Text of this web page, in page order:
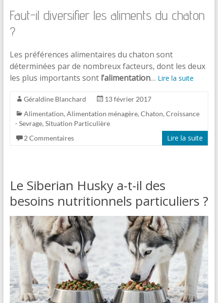
Faut-il diversifier les aliments du chaton
?
Les préférences alimentaires du chaton sont
déterminées par de nombreux facteurs, dont les deux
les plus importants sont l’alimentation… Lire la suite
Géraldine Blanchard
13 février 2017
Alimentation, Alimentation ménagère, Chaton, Croissance
- Sevrage, Situation Particulière
2 Commentaires
Lire la suite
Le Siberian Husky a-t-il des
besoins nutritionnels particuliers ?